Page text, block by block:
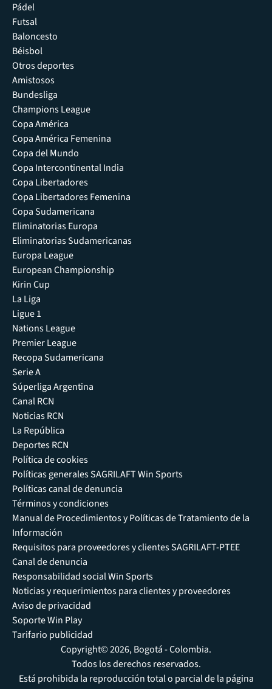
Pádel
Futsal
Baloncesto
Béisbol
Otros deportes
Amistosos
Bundesliga
Champions League
Copa América
Copa América Femenina
Copa del Mundo
Copa Intercontinental India
Copa Libertadores
Copa Libertadores Femenina
Copa Sudamericana
Eliminatorias Europa
Eliminatorias Sudamericanas
Europa League
European Championship
Kirin Cup
La Liga
Ligue 1
Nations League
Premier League
Recopa Sudamericana
Serie A
Súperliga Argentina
Canal RCN
Noticias RCN
La República
Deportes RCN
Política de cookies
Políticas generales SAGRILAFT Win Sports
Políticas canal de denuncia
Términos y condiciones
Manual de Procedimientos y Políticas de Tratamiento de la
Información
Requisitos para proveedores y clientes SAGRILAFT-PTEE
Canal de denuncia
Responsabilidad social Win Sports
Noticias y requerimientos para clientes y proveedores
Aviso de privacidad
Soporte Win Play
Tarifario publicidad
Copyright© 2026, Bogotá - Colombia.
Todos los derechos reservados.
Está prohibida la reproducción total o parcial de la página